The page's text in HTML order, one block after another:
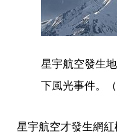
星宇航空發生
下風光事件。
星宇航空才發生網